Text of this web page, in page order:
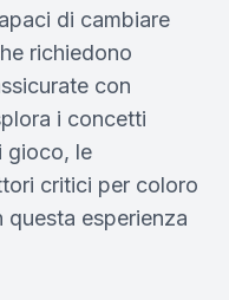
di cambiare
richiedono
con
i concetti
gioco, le
critici per coloro
questa esperienza